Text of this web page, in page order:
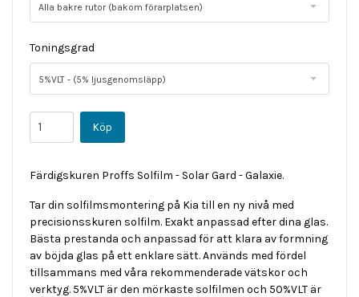
Alla bakre rutor (bakom förarplatsen)
Toningsgrad
5%VLT - (5% ljusgenomsläpp)
Färdigskuren Proffs Solfilm - Solar Gard - Galaxie.
Tar din solfilmsmontering på Kia till en ny nivå med
precisionsskuren solfilm. Exakt anpassad efter dina glas.
Bästa prestanda och anpassad för att klara av formning
av böjda glas på ett enklare sätt. Används med fördel
tillsammans med våra rekommenderade vätskor och
verktyg. 5%VLT är den mörkaste solfilmen och 50%VLT är